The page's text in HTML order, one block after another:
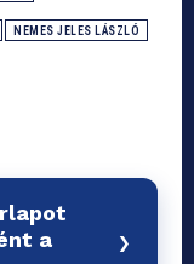
NEMES JELES LÁSZLÓ
a
›